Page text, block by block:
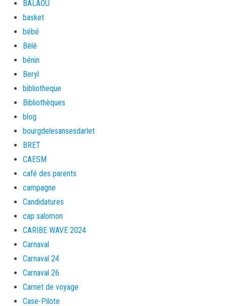
BALAOU
basket
bébé
Bèlè
bénin
Beryl
bibliotheque
Bibliothèques
blog
bourgdelesansesdarlet
BRET
CAESM
café des parents
campagne
Candidatures
cap salomon
CARIBE WAVE 2024
Carnaval
Carnaval 24
Carnaval 26
Carnet de voyage
Case-Pilote